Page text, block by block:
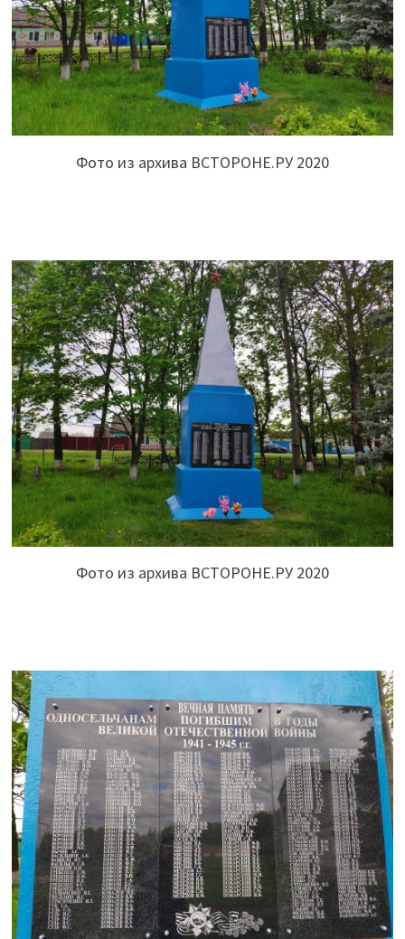
Фото из архива ВСТОРОНЕ.РУ 2020
Фото из архива ВСТОРОНЕ.РУ 2020